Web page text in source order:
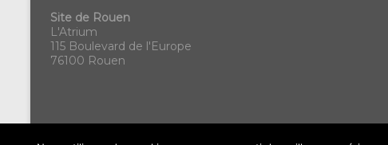
Site de Rouen
L'Atrium
115 Boulevard de l'Europe
76100 Rouen